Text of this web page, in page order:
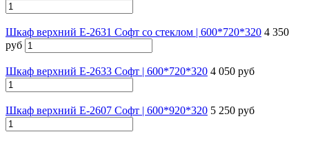
Шкаф верхний Е-2631 Софт со стеклом | 600*720*320 4 350
руб
Шкаф верхний Е-2633 Софт | 600*720*320 4 050 руб
Шкаф верхний Е-2607 Софт | 600*920*320 5 250 руб